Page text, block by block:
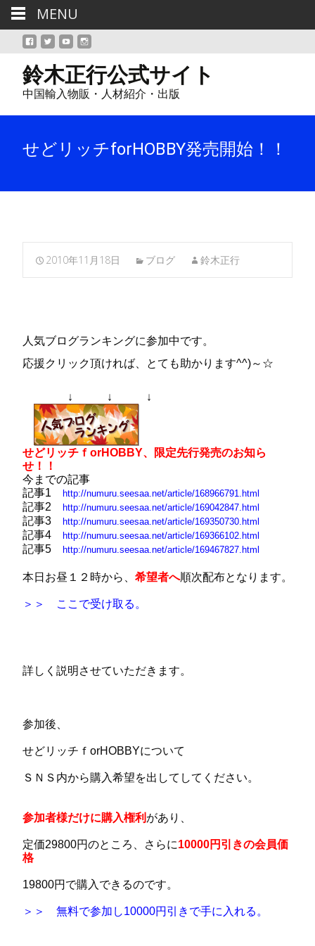
鈴木正行公式サイト
中国輸入物販・人材紹介・出版
せどリッチforHOBBY発売開始！！
2010年11月18日 ブログ 鈴木正行
人気ブログランキングに参加中です。
応援クリック頂ければ、とても助かります^^)～☆
↓ ↓ ↓
せどリッチｆorHOBBY、限定先行発売のお知ら
せ！！
今までの記事
記事1
http://numuru.seesaa.net/article/168966791.html
記事2 http://numuru.seesaa.net/article/169042847.html
記事3 http://numuru.seesaa.net/article/169350730.html
記事4 http://numuru.seesaa.net/article/169366102.html
記事5 http://numuru.seesaa.net/article/169467827.html
本日お昼１２時から、 希望者へ順次配布となります。
＞＞ ここで受け取 る。
詳しく説明させていただきます。
参加後、
せどリッチｆorHOBBYについて
ＳＮＳ内から購入希望を出して してください。
参加者様だけに購入権利 があり、
定価29800円のところ、 さらに10000円引きの会員価
格
19800円で購入できるのです。
＞＞ 無料で参加し10000円引きで手に入れる。
MENU